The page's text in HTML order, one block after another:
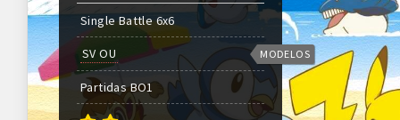
Single Battle 6x6
SV OU
PartidasBO1
MODELOS